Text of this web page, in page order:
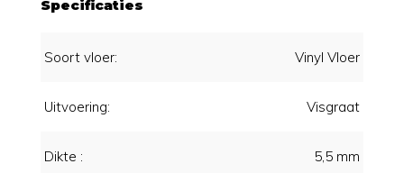
Specificaties
Soort vloer: Vinyl Vloer
Uitvoering: Visgraat
Dikte : 5,5 mm